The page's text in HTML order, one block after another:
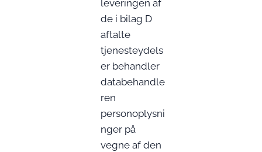
leveringen af
de i bilag D
aftalte
tjenesteydels
er behandler
databehandle
ren
personoplysni
nger på
vegne af den